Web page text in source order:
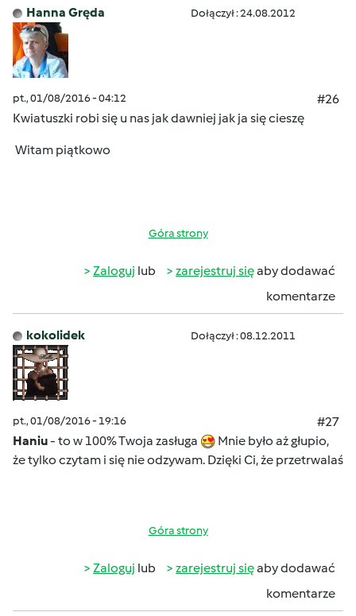
Hanna Gręda Dołączył : 24.08.2012
pt., 01/08/2016 - 04:12
#26
Kwiatuszki robi się u nas jak dawniej jak ja się cieszę
Witam piątkowo
Góra strony
Zaloguj lub zarejestruj sięaby dodawać
komentarze
kokolidek Dołączył : 08.12.2011
pt., 01/08/2016 - 19:16
#27
Haniu- to w 100% Twoja zasługa
Mnie było aż głupio,
że tylko czytam i się nie odzywam. Dzięki Ci, że przetrwalaś
Góra strony
Zaloguj lub zarejestruj sięaby dodawać
komentarze